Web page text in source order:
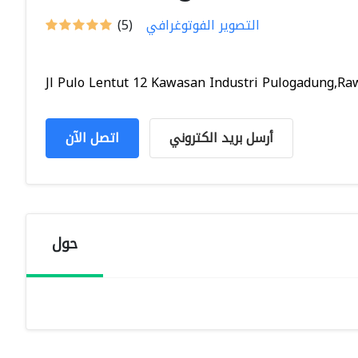
(5) التصوير الفوتوغرافي
Jl Pulo Lentut 12 Kawasan Industri
اتصل الآن أرسل بريد الكتروني
حول